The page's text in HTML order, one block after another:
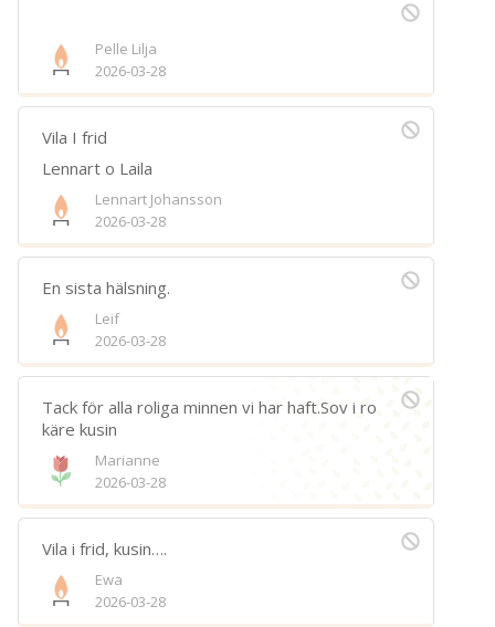
Pelle Lilja
2026-03-28
Vila I frid
Lennart o Laila
Lennart Johansson
2026-03-28
En sista hälsning.
Leif
2026-03-28
Tack för alla roliga minnen vi har haft.Sov i ro
käre kusin
Marianne
2026-03-28
Vila i frid, kusin….
Ewa
2026-03-28